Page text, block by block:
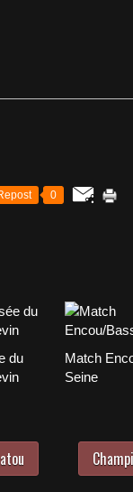
0
du
Match
Seine